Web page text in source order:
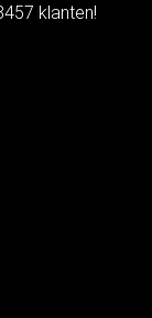
klanten!